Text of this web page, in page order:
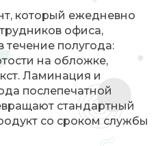
который ежедневно
офиса,
течение полугода:
на обложке,
Ламинация и
послепечатной
стандартный
со сроком службы